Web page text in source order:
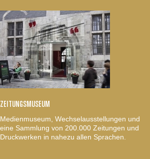
ZEITUNGSMUSEUM
Medienmuseum, Wechselausstellungen und
eine Sammlung von 200.000 Zeitungen und
Druckwerken in nahezu allen Sprachen.